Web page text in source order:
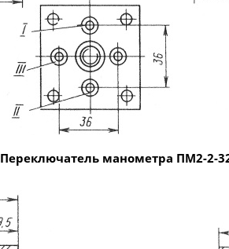
Переключатель манометра ПМ2-2-